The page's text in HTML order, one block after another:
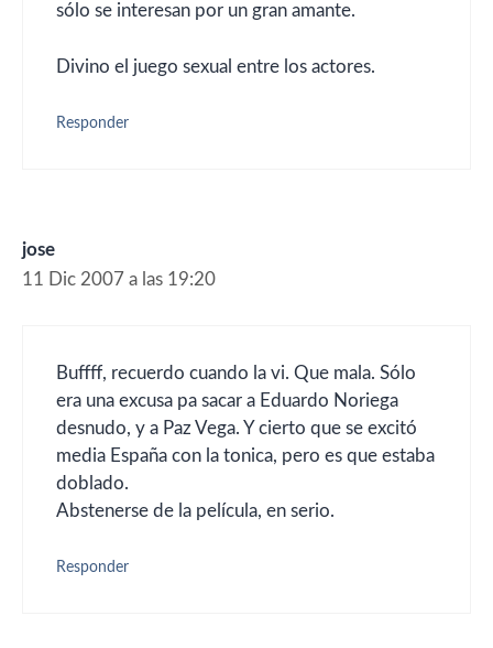
sólo se interesan por un gran amante.
Divino el juego sexual entre los actores.
Responder
jose
11 Dic 2007 a las 19:20
Buffff, recuerdo cuando la vi. Que mala. Sólo
era una excusa pa sacar a Eduardo Noriega
desnudo, y a Paz Vega. Y cierto que se excitó
media España con la tonica, pero es que estaba
doblado.
Abstenerse de la película, en serio.
Responder